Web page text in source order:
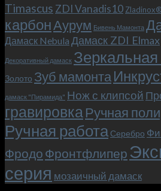
Timascus ZDI Vanadis10
карбонАурум Бивень Мамонта
Дамаск Nebula Дамаск ZDI Elmax
Декоративный дамаск
Золото Зуб мамонта
дамаск "Пирамида" Нож с клипсой
гравировкаРучная
Ручная работа Серебро
Фродо Фронтфлипер
серия мозаичный дамаск